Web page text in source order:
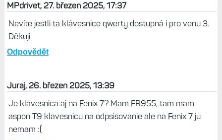
MPdrivet, 27. březen 2025, 17:37
Nevíte jestli ta klávesnice qwerty dostupná i pro venu 3.
Děkuji
Odpovědět
Juraj, 26. březen 2025, 13:39
Je klavesnica aj na Fenix 7? Mam FR955, tam mam
aspon T9 klavesnicu na odpsisovanie ale na Fenix 7 ju
nemam :(